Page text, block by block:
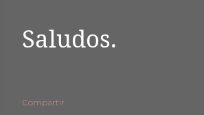
Saludos.
Compartir